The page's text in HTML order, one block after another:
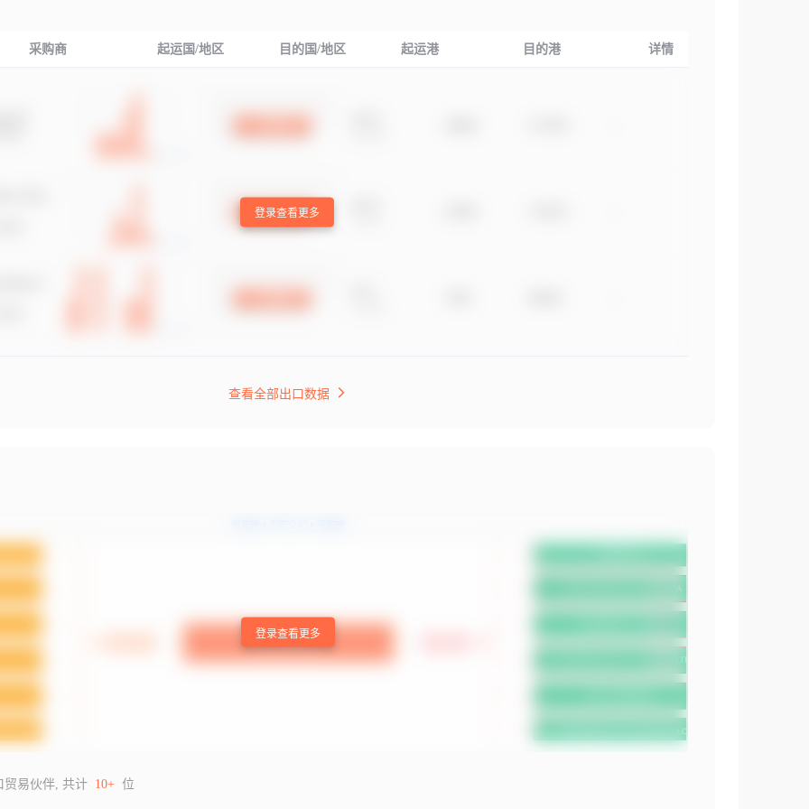
采购商 起运国/地区 目的国/地区 起运港 目的港 详情
登录查看更多
查看全部出口数据
登录查看更多
贸易伙伴, 共计 10+ 位